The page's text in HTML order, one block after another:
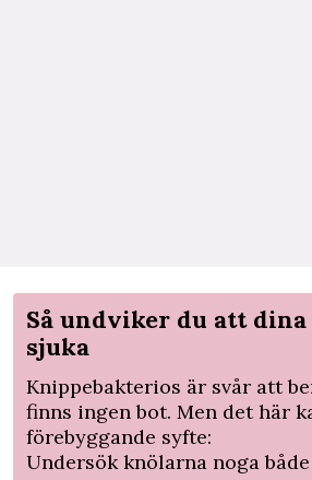
Så undviker du att
sjuka
Knippebakterios är svår att
finns ingen bot. Men det här
förebyggande syfte:
Undersök knölarna noga